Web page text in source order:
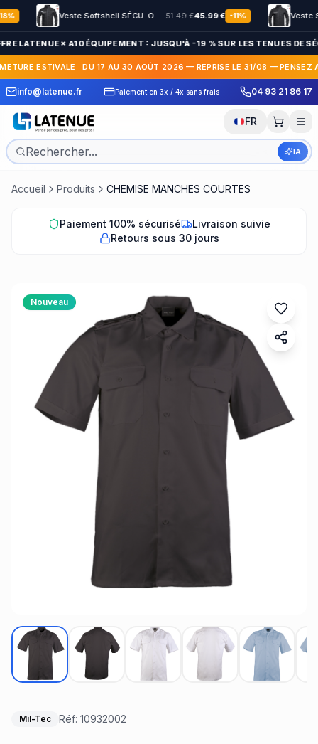
Veste Softshell SÉCU-ONE HV-TAPE Sécurité Privée noir 51.49€45.99€ -11%
LATENUE × A10 ÉQUIPEMENT : JUSQU'À -19 % SUR LES TENUES DE
ESTIVALE : DU 17 AU 30 AOÛT 2026 — REPRISE LE 31/08 — PENSEZ
info@latenue.fr
en France et
Paiement en 3x / 4x sans frais
30 jours pour
04 93 21 86 17
FR
IA
Accueil Produits CHEMISE MANCHES COURTES
Paiement 100% sécurisé
Livraison suivie
Retours sous 30 jours
Nouveau
Mil-Tec Réf: 10932002